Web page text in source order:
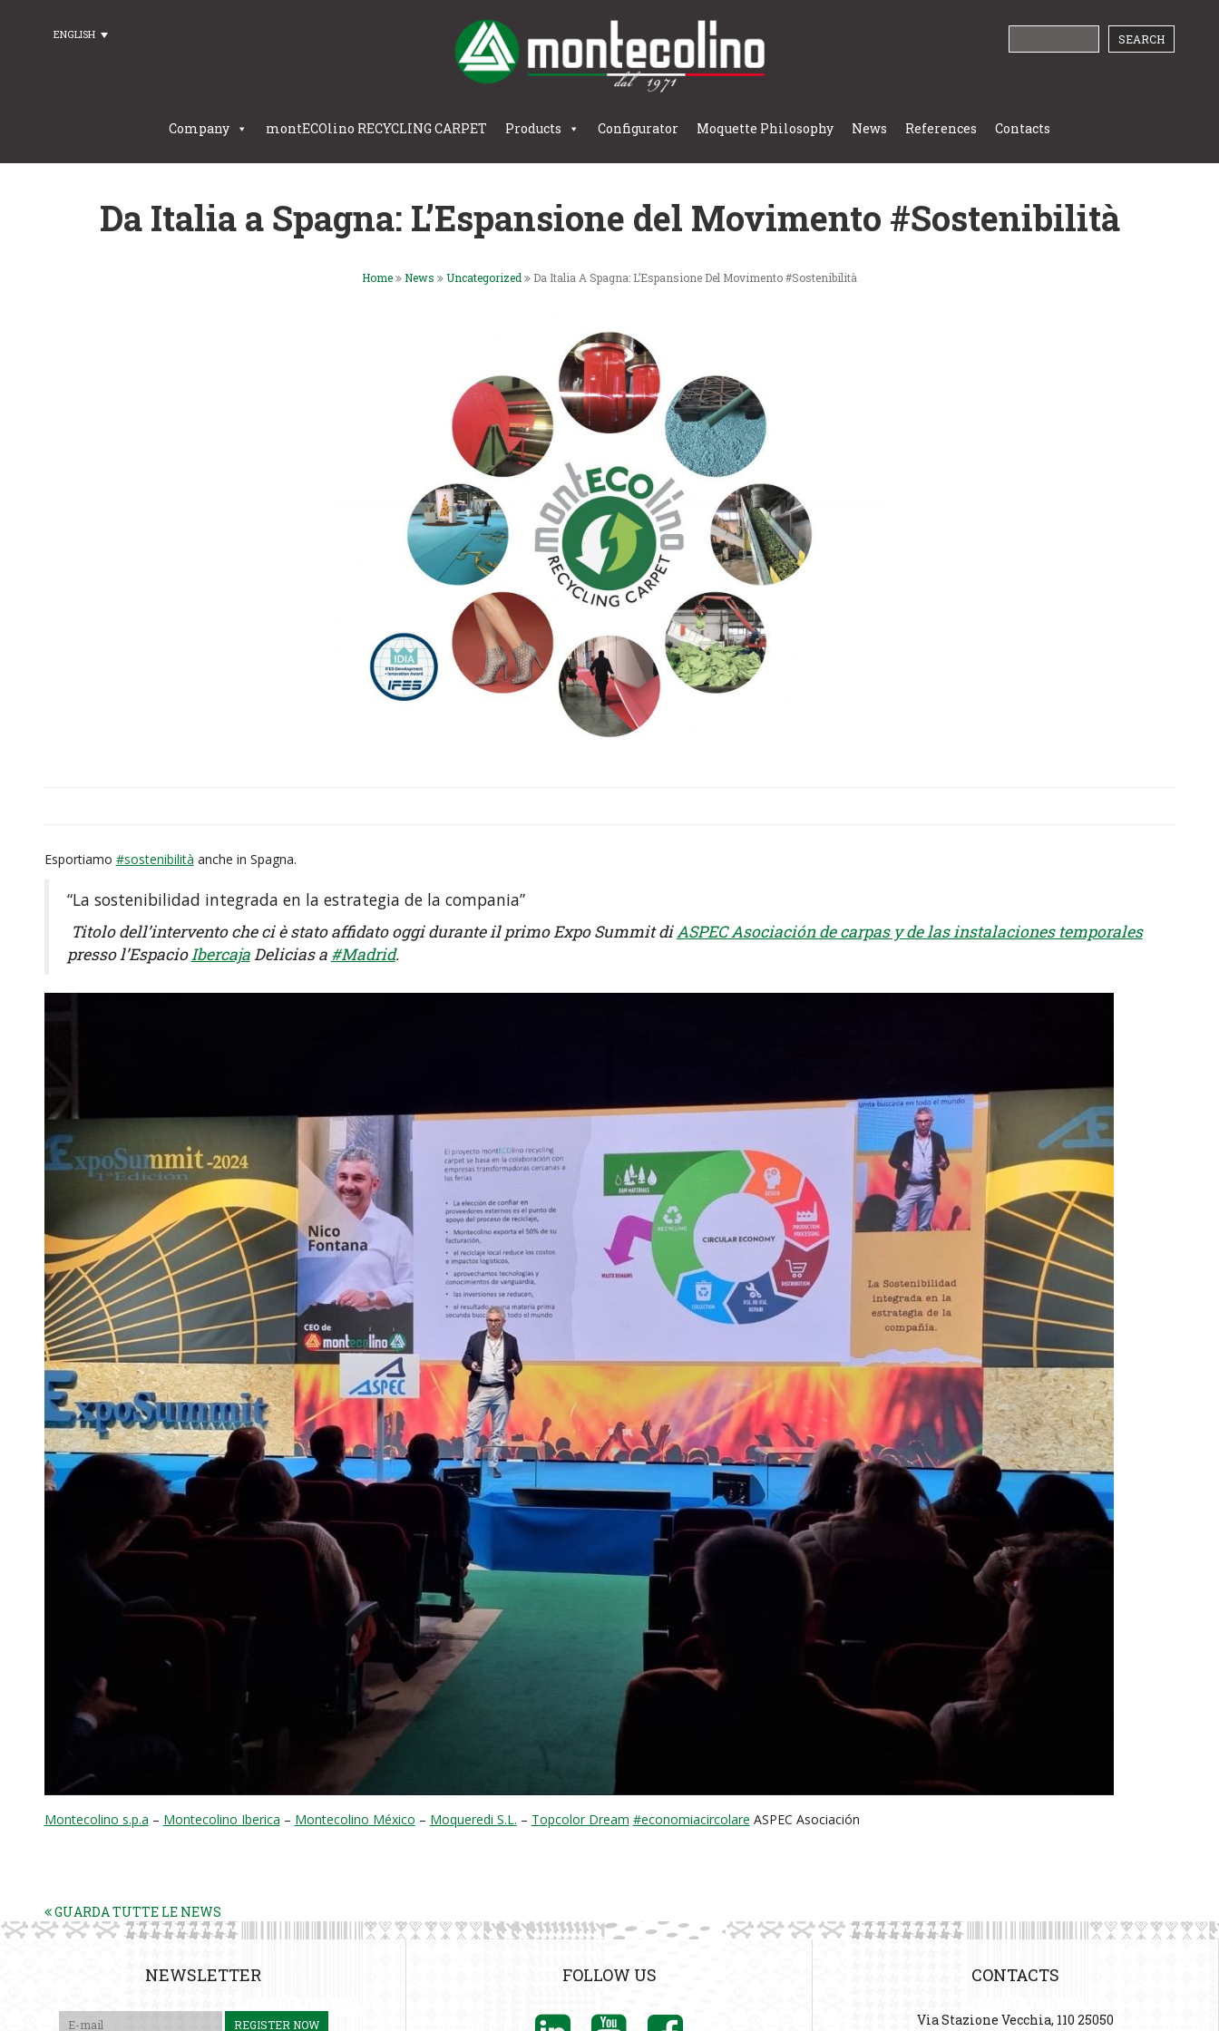
ENGLISH
Company montECOlino RECYCLING CARPET Products Configurator Moquette Philosophy News References Contacts
Da Italia a Spagna: L’Espansione del Movimento #Sostenibilità
Home News Uncategorized Da Italia A Spagna: L’Espansione Del Movimento #Sostenibilità
Esportiamo #sostenibilità anche in Spagna.
“La sostenibilidad integrada en la estrategia de la compania”
Titolo dell’intervento che ci è stato affidato oggi durante il primo Expo Summit diASPEC Asociación de carpas y de las instalaciones temporales
presso l’EspacioIbercajaDelicias a #Madrid.
Montecolino s.p.a – Montecolino Iberica – Montecolino México – Moqueredi S.L. – Topcolor Dream #economiacircolare ASPEC Asociación
GUARDA TUTTE LE NEWS
NEWSLETTER FOLLOW US CONTACTS
Via Stazione Vecchia, 110 25050